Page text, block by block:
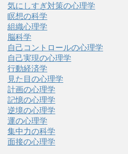
気にしすぎ対策の心理学
瞑想の科学
組織心理学
脳科学
自己コントロールの心理学
自己実現の心理学
行動経済学
見た目の心理学
計画の心理学
記憶の心理学
逆境の心理学
運の心理学
集中力の科学
面接の心理学